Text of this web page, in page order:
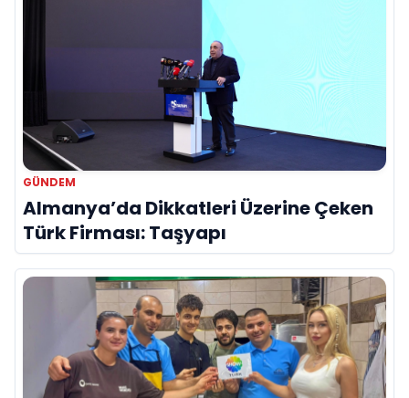
GÜNDEM
Almanya’da Dikkatleri Üzerine Çeken
Türk Firması: Taşyapı